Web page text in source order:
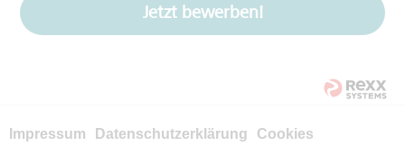
Jetzt bewerben!
Impressum Datenschutzerklärung Cookies